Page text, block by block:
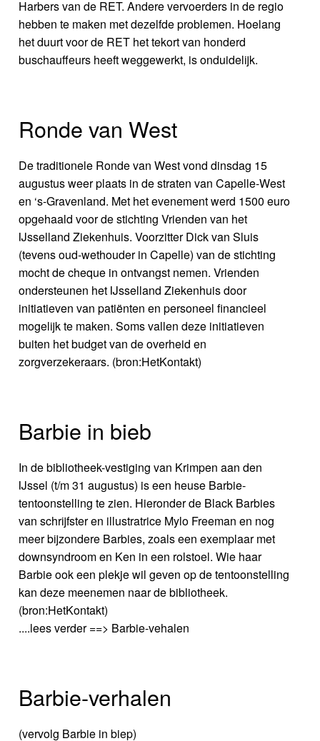
Harbers van de RET. Andere vervoerders in de regio
hebben te maken met dezelfde problemen. Hoelang
het duurt voor de RET het tekort van honderd
buschauffeurs heeft weggewerkt, is onduidelijk.
Ronde van West
De traditionele Ronde van West vond dinsdag 15
augustus weer plaats in de straten van Capelle-West
en ‘s-Gravenland. Met het evenement werd 1500 euro
opgehaald voor de stichting Vrienden van het
IJsselland Ziekenhuis. Voorzitter Dick van Sluis
(tevens oud-wethouder in Capelle) van de stichting
mocht de cheque in ontvangst nemen. Vrienden
ondersteunen het IJsselland Ziekenhuis door
initiatieven van patiënten en personeel financieel
mogelijk te maken. Soms vallen deze initiatieven
buiten het budget van de overheid en
zorgverzekeraars. (bron:HetKontakt)
Barbie in bieb
In de bibliotheek-vestiging van Krimpen aan den
IJssel (t/m 31 augustus) is een heuse Barbie-
tentoonstelling te zien. Hieronder de Black Barbies
van schrijfster en illustratrice Mylo Freeman en nog
meer bijzondere Barbies, zoals een exemplaar met
downsyndroom en Ken in een rolstoel. Wie haar
Barbie ook een plekje wil geven op de tentoonstelling
kan deze meenemen naar de bibliotheek.
(bron:HetKontakt)
....lees verder ==> Barbie-vehalen
Barbie-verhalen
(vervolg Barbie in biep)